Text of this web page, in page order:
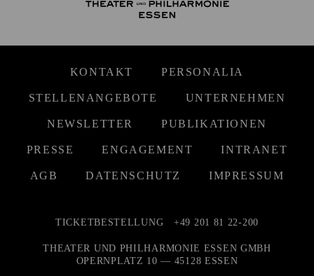
KONTAKT PERSONALIA
STELLENANGEBOTE UNTERNEHMEN
NEWSLETTER PUBLIKATIONEN
PRESSE ENGAGEMENT INTRANET
AGB DATENSCHUTZ IMPRESSUM
TICKETBESTELLUNG +49 201 81 22-200
THEATER UND PHILHARMONIE ESSEN GMBH
OPERNPLATZ 10 — 45128 ESSEN